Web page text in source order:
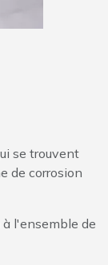
se trouvent
de corrosion
l'ensemble de